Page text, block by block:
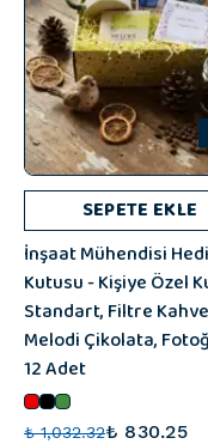
SEPETE EKLE
İnşaat Mühendisi
Kutusu - Kişiye Özel
Standart, Filtre
Melodi Çikolata,
12 Adet
₺ 1,032.32₺ 830.25